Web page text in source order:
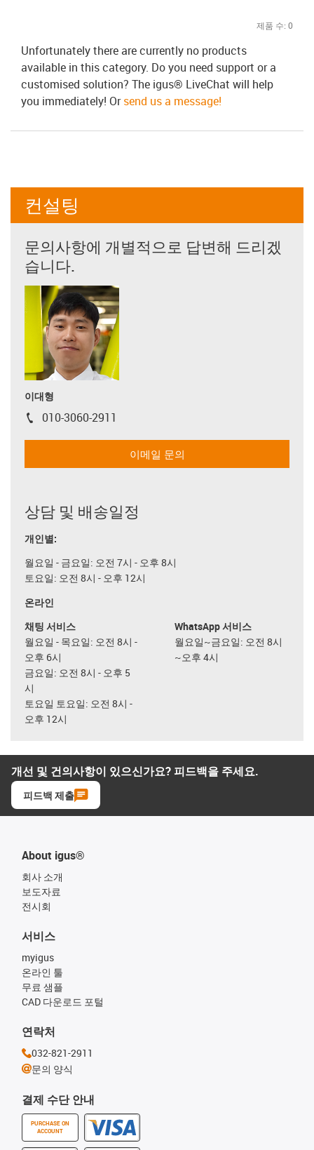
제품 수: 0
Unfortunately there are currently no products
available in this category. Do you need support or a
customised solution? The igus® LiveChat will help
you immediately! Orsend us a message!
컨설팅
문의사항에 개별적으로 답변해 드리겠
습니다.
이대형
igus-icon-phone
010-3060-2911
이메일 문의
상담 및 배송일정
개인별:
월요일 - 금요일: 오전 7시 - 오후 8시
토요일: 오전 8시 - 오후 12시
온라인
채팅 서비스
월요일 - 목요일: 오전 8시 -
오후 6시
금요일: 오전 8시 - 오후 5
시
토요일 토요일: 오전 8시 -
오후 12시
WhatsApp 서비스
월요일~금요일: 오전 8시
~오후 4시
개선 및 건의사항이 있으신가요? 피드백을 주세요.
피드백 제출
About igus®
회사 소개
보도자료
전시회
결제 수단 안내
PURCHASE ON
ACCOUNT
서비스
myigus
온라인 툴
무료 샘플
CAD 다운로드 포털
연락처
032-821-2911
문의 양식